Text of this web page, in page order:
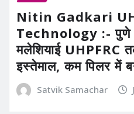
Nitin Gadkari
Technology :- पुणे
मलेशियाई UHPFRC
इस्तेमाल, कम पिलर में
Satvik Samachar